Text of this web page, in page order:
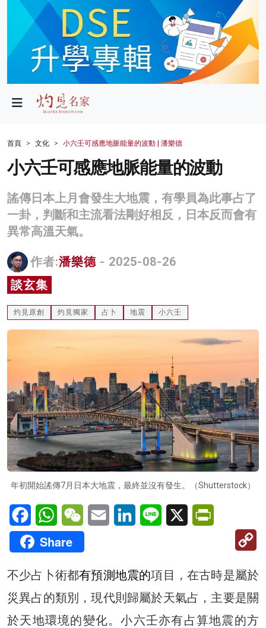
政局
財經
生活
商業
科技
影片
名家榜
灼見活動
關於我們
首頁 文化 小六壬可感應地脈能量的波動 | 潘樂德
小六壬可感應地脈能量的波動
謠傳日本上月會發生大地震，有學員為此事占了
一卦，判斷和主流看法剛好相反，日本反而會有
異常高溫天氣。
作者:潘樂德 - 2025-08-26
談玄集
灼見原創 灼見獨家 占卜 地震 小六壬
年初開始謠傳7月日本大地震，最終並沒有發生。（Shutterstock）
FacebookWhatsAppWeChatEmail LinkedInLine X
Share
不少占卜術都有預測地震的項目，在古時是屬於
災異占的類別，現代則歸屬於天氣占，主要是關
於天地環境的變化。小六壬亦有占算地震的方